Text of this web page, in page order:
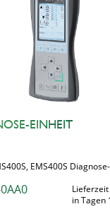
EINHEIT
EMS400S
Lieferzeit
in Tagen